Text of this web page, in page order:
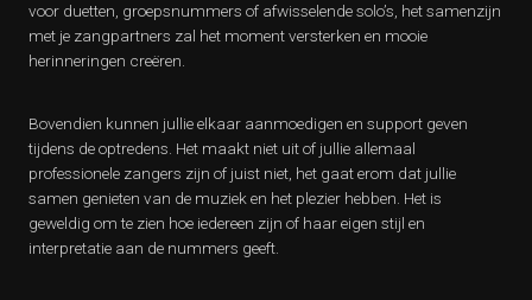
voor duetten, groepsnummers of afwisselende solo’s, het samenzijn
met je zangpartners zal het moment versterken en mooie
herinneringen creëren.
Bovendien kunnen jullie elkaar aanmoedigen en support geven
tijdens de optredens. Het maakt niet uit of jullie allemaal
professionele zangers zijn of juist niet, het gaat erom dat jullie
samen genieten van de muziek en het plezier hebben. Het is
geweldig om te zien hoe iedereen zijn of haar eigen stijl en
interpretatie aan de nummers geeft.